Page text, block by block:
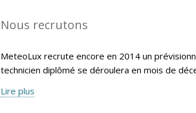
Nous recrutons
MeteoLux recrute encore en 2014 un
technicien diplômé se déroulera en mois de
Lire plus